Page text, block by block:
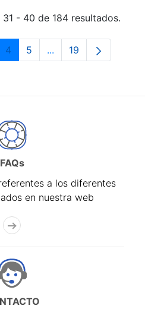
- 40 de 184 resultados.
Página
4 Página
5 ...Páginas intermedias
Página
19
FAQs
a los diferentes
en nuestra web